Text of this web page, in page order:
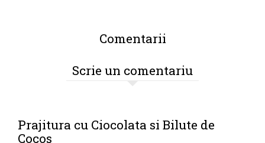
Comentarii
Scrie un comentariu
Prajitura cu Ciocolata si Bilute de
Cocos